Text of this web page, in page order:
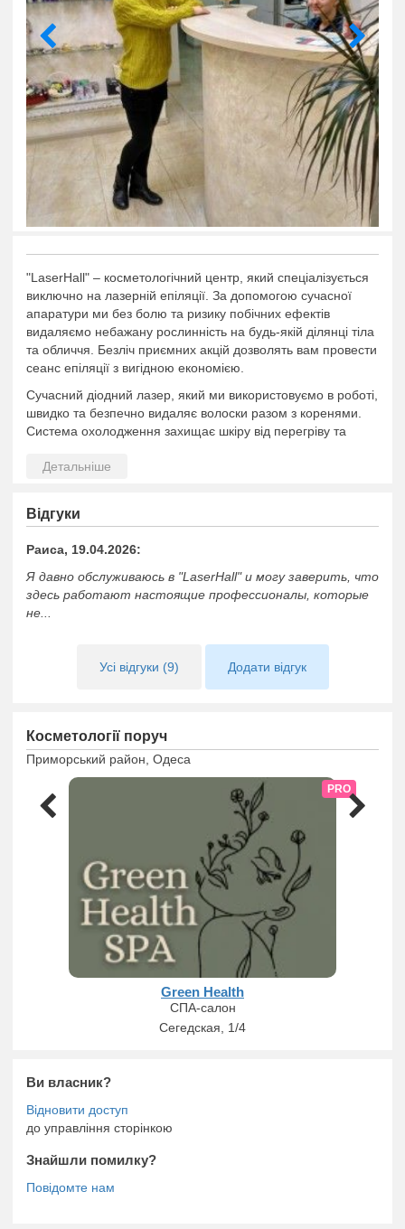
"LaserHall" – косметологічний центр, який спеціалізується
виключно на лазерній епіляції. За допомогою сучасної
апаратури ми без болю та ризику побічних ефектів
видаляємо небажану рослинність на будь-якій ділянці тіла
та обличчя. Безліч приємних акцій дозволять вам провести
сеанс епіляції з вигідною економією.
Сучасний діодний лазер, який ми використовуємо в роботі,
швидко та безпечно видаляє волоски разом з коренями.
Система охолодження захищає шкіру від перегріву та
підхід позбавить від небажаної рослинності навіть в
Наші досвідчені фахівці проконсультують вас щодо
підготовки до процедур та догляду за шкірою після
лазерних сеансів. Індивідуальний підхід та відповідальність
дають вам гарантію якісного та пролонгованого
результату.
Відгуки
Раиса, 19.04.2026:
Я давно обслуживаюсь в "LaserHall" и могу заверить, что
здесь работают настоящие профессионалы, которые
не...
Усі відгуки (9) Додати відгук
Косметології поруч
Приморський район, Одеса
PRO
Green Health
СПА-салон
Сегедская, 1/4
Ви власник?
до управління сторінкою
Знайшли помилку?